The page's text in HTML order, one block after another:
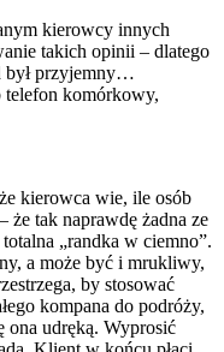
kierowcy innych
takich opinii – dlatego
był przyjemny…
telefon komórkowy,
kierowca wie, ile osób
że tak naprawdę żadna ze
„randka w ciemno”.
a może być i mrukliwy,
by stosować
kompana do podróży,
ona udręką. Wyprosić